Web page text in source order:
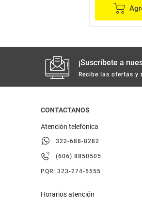
¡Suscríbete a
Recibe las ofertas y
CONTACTANOS
Atención telefónica
322-688-8282
(606) 8850505
PQR: 323-274-5555
Horarios atención